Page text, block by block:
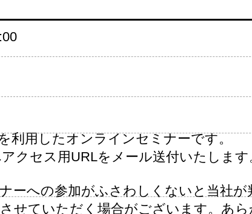
利用したオンラインセミナーです。
クセス用URLをメール送付いたします
ーへの参加がふさわしくないと当社が
せていただく場合がございます。あら